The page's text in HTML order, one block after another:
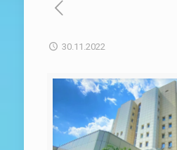
30.11.2022